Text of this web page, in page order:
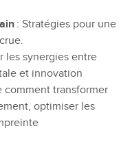
: Stratégies pour une
les synergies entre
et innovation
transformer
optimiser les